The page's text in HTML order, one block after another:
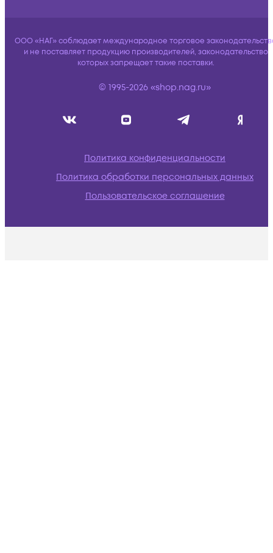
ООО «НАГ» соблюдает международное торговое
и не поставляет продукцию производителей, законодательство
которых запрещает такие поставки.
© 1995-2026 «shop.nag.ru»
Политика конфиденциальности
Политика обработки персональных данных
Пользовательское соглашение